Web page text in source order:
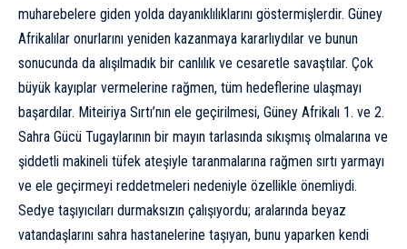
muharebelere giden yolda dayanıklılıklarını göstermişlerdir. Güney
Afrikalılar onurlarını yeniden kazanmaya kararlıydılar ve bunun
sonucunda da alışılmadık bir canlılık ve cesaretle savaştılar. Çok
büyük kayıplar vermelerine rağmen, tüm hedeflerine ulaşmayı
başardılar. Miteiriya Sırtı’nın ele geçirilmesi, Güney Afrikalı 1. ve 2.
Sahra Gücü Tugaylarının bir mayın tarlasında sıkışmış olmalarına ve
şiddetli makineli tüfek ateşiyle taranmalarına rağmen sırtı yarmayı
ve ele geçirmeyi reddetmeleri nedeniyle özellikle önemliydi.
Sedye taşıyıcıları durmaksızın çalışıyordu; aralarında beyaz
vatandaşlarını sahra hastanelerine taşıyan, bunu yaparken kendi